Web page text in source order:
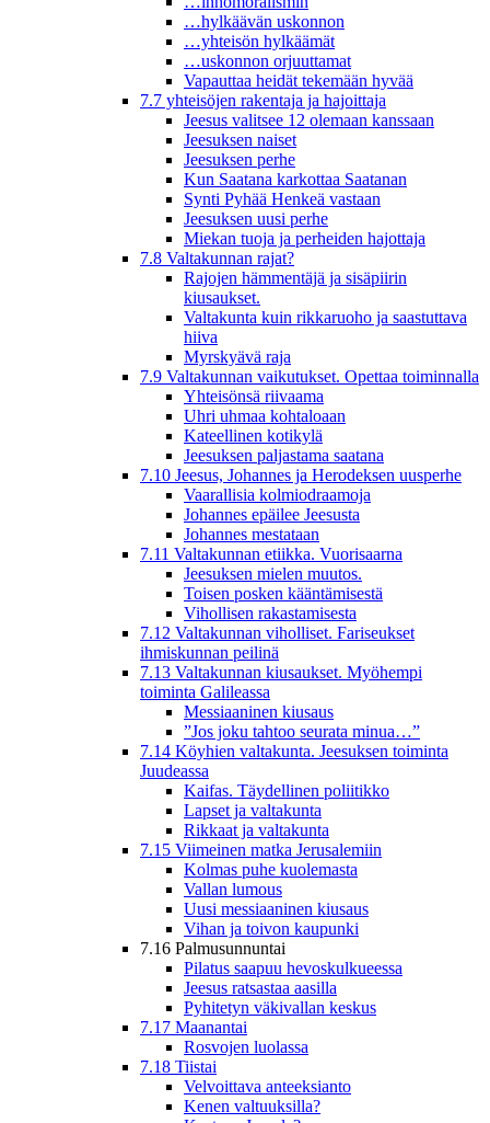
…hylkäävän uskonnon
…yhteisön hylkäämät
…uskonnon orjuuttamat
Vapauttaa heidät tekemään hyvää
7.7 yhteisöjen rakentaja ja hajoittaja
Jeesus valitsee 12 olemaan kanssaan
Jeesuksen naiset
Jeesuksen perhe
Kun Saatana karkottaa Saatanan
Synti Pyhää Henkeä vastaan
Jeesuksen uusi perhe
Miekan tuoja ja perheiden hajottaja
7.8 Valtakunnan rajat?
Rajojen hämmentäjä ja sisäpiirin
kiusaukset.
Valtakunta kuin rikkaruoho ja saastuttava
hiiva
Myrskyävä raja
7.9 Valtakunnan vaikutukset. Opettaa toiminnalla
Yhteisönsä riivaama
Uhri uhmaa kohtaloaan
Kateellinen kotikylä
Jeesuksen paljastama saatana
7.10 Jeesus, Johannes ja Herodeksen uusperhe
Vaarallisia kolmiodraamoja
Johannes epäilee Jeesusta
Johannes mestataan
7.11 Valtakunnan etiikka. Vuorisaarna
Jeesuksen mielen muutos.
Toisen posken kääntämisestä
Vihollisen rakastamisesta
7.12 Valtakunnan viholliset. Fariseukset
ihmiskunnan peilinä
7.13 Valtakunnan kiusaukset. Myöhempi
toiminta Galileassa
Messiaaninen kiusaus
”Jos joku tahtoo seurata minua…”
7.14 Köyhien valtakunta. Jeesuksen toiminta
Juudeassa
Kaifas. Täydellinen poliitikko
Lapset ja valtakunta
Rikkaat ja valtakunta
7.15 Viimeinen matka Jerusalemiin
Kolmas puhe kuolemasta
Vallan lumous
Uusi messiaaninen kiusaus
Vihan ja toivon kaupunki
7.16 Palmusunnuntai
Pilatus saapuu hevoskulkueessa
Jeesus ratsastaa aasilla
Pyhitetyn väkivallan keskus
7.17 Maanantai
Rosvojen luolassa
7.18 Tiistai
Velvoittava anteeksianto
Kenen valtuuksilla?